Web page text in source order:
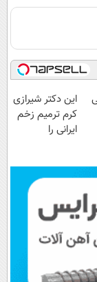
این دکتر شیرازی
کرم ترمیم زخم
ایرانی را